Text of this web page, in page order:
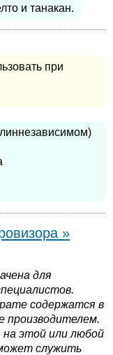
и танакан.
при
»
для
содержатся в
производителем.
этой или любой
служить